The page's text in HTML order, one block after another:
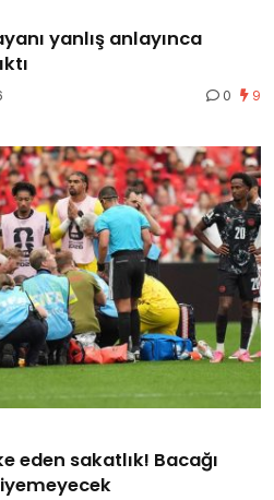
yanlış anlayınca
0 9
eden sakatlık! Bacağı